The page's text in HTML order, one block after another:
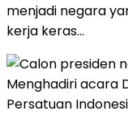
menjadi negara
kerja keras…